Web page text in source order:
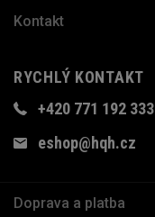
Kontakt
RYCHLÝ KONTAKT
+420 771 192 333
eshop@hqh.cz
Doprava a platba